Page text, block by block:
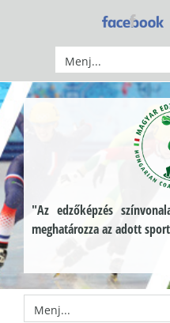
Menj...
"Az edzőképzés
meghatározza az adott
Menj...